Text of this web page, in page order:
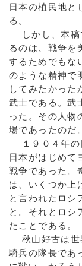
日本の植民地と
る。
しかし、本稿
るのは、戦争を
するためでもな
のような精神で
してみたかった
武士である。武
った。その人物
場であったのだ。
１９０４年の
日本がはじめて
戦争であった。
は、いくつか上
と言われたロシ
と。それとロシ
たことである。
秋山好古は世
騎兵の隊長であ